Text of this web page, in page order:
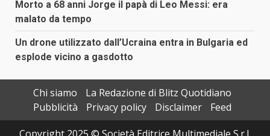
Morto a 68 anni Jorge il papà di Leo Messi: era
malato da tempo
Un drone utilizzato dall’Ucraina entra in Bulgaria ed
esplode vicino a gasdotto
Chi siamo
La Redazione di Blitz Quotidiano
Pubblicità
Privacy policy Disclaimer
Feed